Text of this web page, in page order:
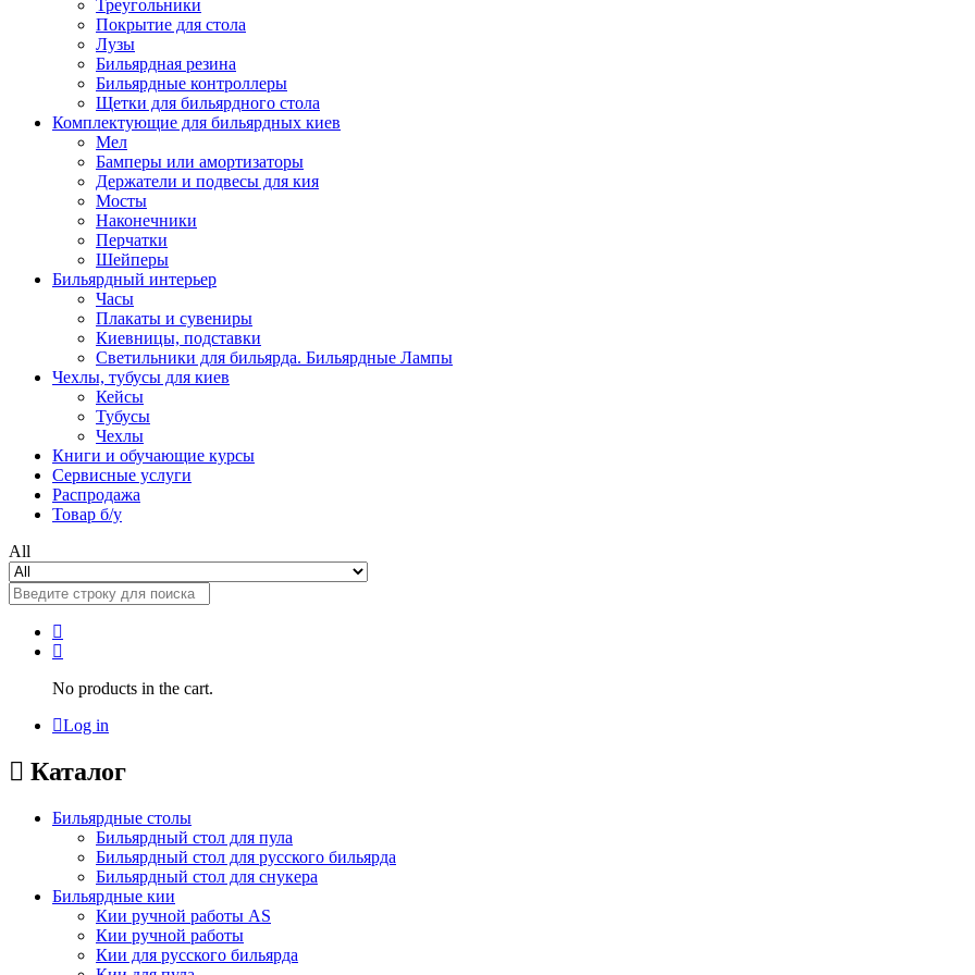
Треугольники
Покрытие для стола
Лузы
Бильярдная резина
Бильярдные контроллеры
Щетки для бильярдного стола
Комплектующие для бильярдных киев
Мел
Бамперы или амортизаторы
Держатели и подвесы для кия
Мосты
Наконечники
Перчатки
Шейперы
Бильярдный интерьер
Часы
Плакаты и сувениры
Киевницы, подставки
Светильники для бильярда. Бильярдные Лампы
Чехлы, тубусы для киев
Кейсы
Тубусы
Чехлы
Книги и обучающие курсы
Сервисные услуги
Распродажа
Товар б/у
All
No products in the cart.
Log in
Каталог
Бильярдные столы
Бильярдный стол для пула
Бильярдный стол для русского бильярда
Бильярдный стол для снукера
Бильярдные кии
Кии ручной работы AS
Кии ручной работы
Кии для русского бильярда